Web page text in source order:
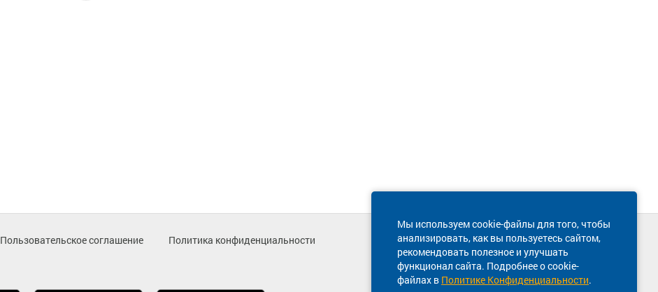
Мы используем cookie-файлы для того, чтобы
анализировать, как вы пользуетесь сайтом,
рекомендовать полезное и улучшать
функционал сайта. Подробнее о cookie-
файлах в Политике Конфиденциальности.
Пользовательское соглашение
Политика конфиденциальности
Техническая поддержка сайта
8 800 600-03-38